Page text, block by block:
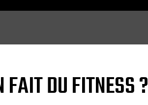
FAIT DU FITNESS ?